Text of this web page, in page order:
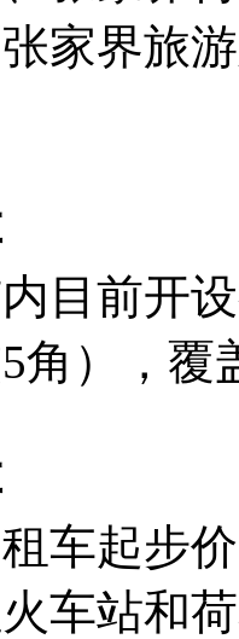
家界旅
前开设
角），覆
起步价
车站和